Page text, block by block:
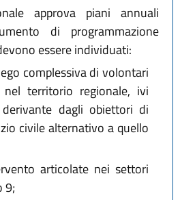
approva piani annuali
di programmazione
essere individuati:
complessiva di volontari
territorio regionale, ivi
dagli obiettori di
civile alternativo a quello
articolate nei settori
9;